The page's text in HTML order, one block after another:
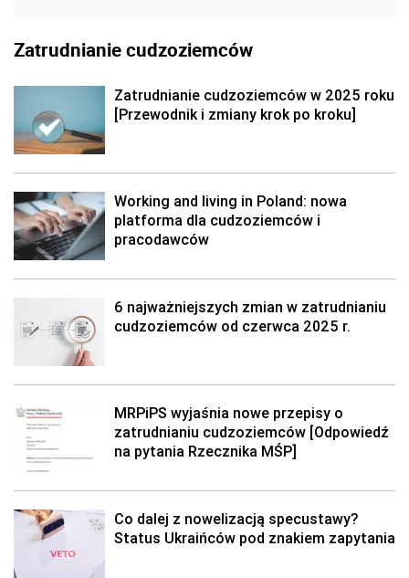
Zatrudnianie cudzoziemców
Zatrudnianie cudzoziemców w 2025 roku
[Przewodnik i zmiany krok po kroku]
Working and living in Poland: nowa
platforma dla cudzoziemców i
pracodawców
6 najważniejszych zmian w zatrudnianiu
cudzoziemców od czerwca 2025 r.
MRPiPS wyjaśnia nowe przepisy o
zatrudnianiu cudzoziemców [Odpowiedź
na pytania Rzecznika MŚP]
Co dalej z nowelizacją specustawy?
Status Ukraińców pod znakiem zapytania